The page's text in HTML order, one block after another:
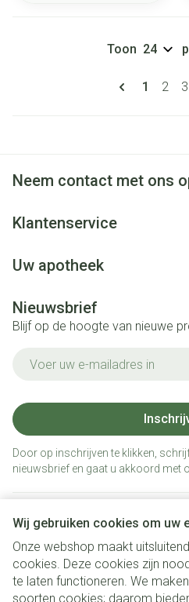
Wij gebruiken cookies om uw
Onze webshop maakt
cookies. Deze cookies zijn
te laten functioneren. We
soorten cookies; daarom
U lees
1 2 3
Toon
Neem contact met ons
Klantenservice
Uw apotheek
Nieuwsbrief
Blijf op de hoogte van nieuwe
Door op inschrijven te klikken,
nieuwsbrief en gaat u akkoord met